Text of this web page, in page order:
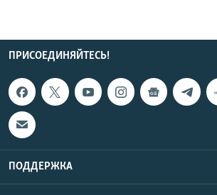
ПРИСОЕДИНЯЙТЕСЬ!
ПОДДЕРЖКА